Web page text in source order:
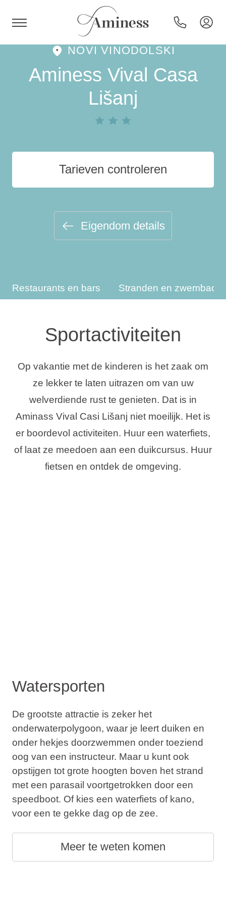
HR
Hotels en resorts
Campings
Bestemmingen
Vakantietypes
Merken
NOVI VINODOLSKI
Aminess Vival Casa
Lišanj
Tarieven controleren
Eigendom details
Restaurants en bars Stranden en
Sportactiviteiten
Op vakantie met de kinderen is het zaak om
ze lekker te laten uitrazen om van uw
welverdiende rust te genieten. Dat is in
Aminass Vival Casi Lišanj niet moeilijk. Het is
er boordevol activiteiten. Huur een waterfiets,
of laat ze meedoen aan een duikcursus. Huur
fietsen en ontdek de omgeving.
Watersporten
De grootste attractie is zeker het
onderwaterpolygoon, waar je leert duiken en
onder hekjes doorzwemmen onder toeziend
oog van een instructeur. Maar u kunt ook
opstijgen tot grote hoogten boven het strand
met een parasail voortgetrokken door een
speedboot. Of kies een waterfiets of kano,
voor een te gekke dag op de zee.
Meer te weten komen